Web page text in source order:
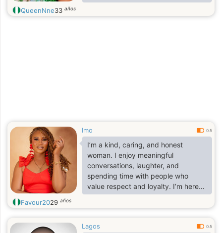
positive energy wherever I go. I
believe in being genuine, loyal, and
QueenNne33 años
Imo 0.5
I’m a kind, caring, and honest
woman. I enjoy meaningful
conversations, laughter, and
spending time with people who
value respect and loyalty. I’m here
hoping to meet a genuine man for a
serious relationship that could lead
Favour2029 años
Lagos 0.5